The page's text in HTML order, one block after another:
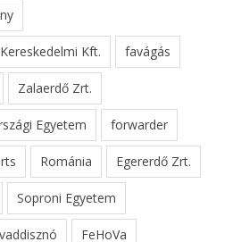
Kft. favágás
Zalaerdő Zrt.
Egyetem forwarder
Románia Egererdő Zrt.
Soproni Egyetem
vaddisznó FeHoVa